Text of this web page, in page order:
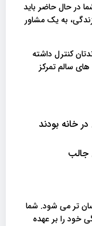
در حال حاضر باید
به یک مشاور
کنترل داشته
سالم تمرکز
خانه بودند
جالب
تر می شود. شما
خود را بر عهده